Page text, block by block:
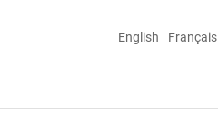
English Français